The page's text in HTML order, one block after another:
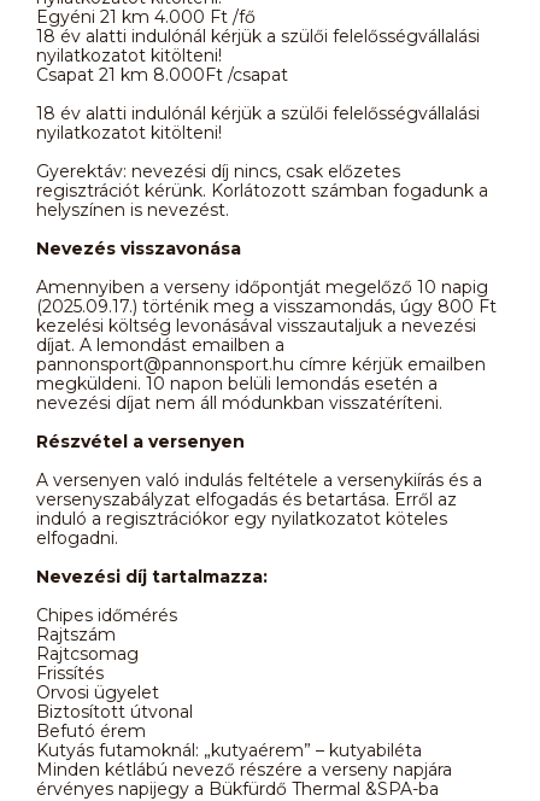
Egyéni 21 km 4.000 Ft /fő
18 év alatti indulónál kérjük a szülői felelősségvállalási
nyilatkozatot kitölteni!
Csapat 21 km 8.000Ft /csapat
18 év alatti indulónál kérjük a szülői felelősségvállalási
nyilatkozatot kitölteni!
Gyerektáv: nevezési díj nincs, csak előzetes
regisztrációt kérünk. Korlátozott számban fogadunk a
helyszínen is nevezést.
Nevezés visszavonása
Amennyiben a verseny időpontját megelőző 10 napig
(2025.09.17.) történik meg a visszamondás, úgy 800 Ft
kezelési költség levonásával visszautaljuk a nevezési
díjat. A lemondást emailben a
pannonsport@pannonsport.hu címre kérjük emailben
megküldeni. 10 napon belüli lemondás esetén a
nevezési díjat nem áll módunkban visszatéríteni.
Részvétel a versenyen
A versenyen való indulás feltétele a versenykiírás és a
versenyszabályzat elfogadás és betartása. Erről az
induló a regisztrációkor egy nyilatkozatot köteles
elfogadni.
Nevezési díj tartalmazza:
Chipes időmérés
Rajtszám
Rajtcsomag
Frissítés
Orvosi ügyelet
Biztosított útvonal
Befutó érem
Kutyás futamoknál: „kutyaérem” – kutyabiléta
Minden kétlábú nevező részére a verseny napjára
érvényes napijegy a Bükfürdő Thermal &SPA-ba